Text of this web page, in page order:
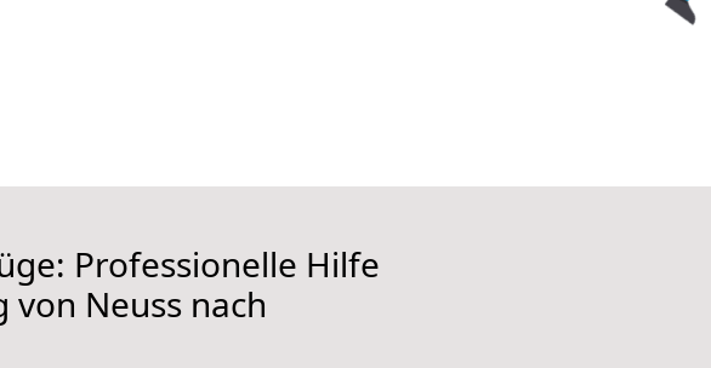
Professionelle Hilfe
Neuss nach